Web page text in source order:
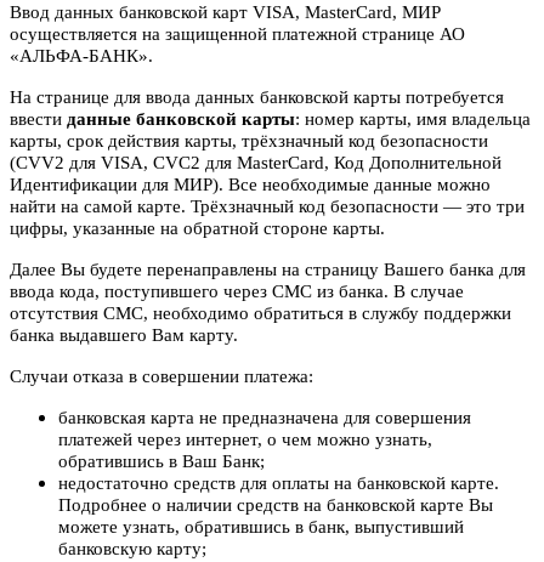
Ввод данных банковской карт VISA, MasterCard, МИР
осуществляется на защищенной платежной странице АО
«АЛЬФА-БАНК».
На странице для ввода данных банковской карты потребуется
ввести данные банковской карты: номер карты, имя владельца
карты, срок действия карты, трёхзначный код безопасности
(CVV2 для VISA, CVC2 для MasterCard, Код Дополнительной
Идентификации для МИР). Все необходимые данные можно
найти на самой карте. Трёхзначный код безопасности — это три
цифры, указанные на обратной стороне карты.
Далее Вы будете перенаправлены на страницу Вашего банка для
ввода кода, поступившего через СМС из банка. В случае
отсутствия СМС, необходимо обратиться в службу поддержки
банка выдавшего Вам карту.
Случаи отказа в совершении платежа:
банковская карта не предназначена для совершения
платежей через интернет, о чем можно узнать,
обратившись в Ваш Банк;
недостаточно средств для оплаты на банковской карте.
Подробнее о наличии средств на банковской карте Вы
можете узнать, обратившись в банк, выпустивший
банковскую карту;